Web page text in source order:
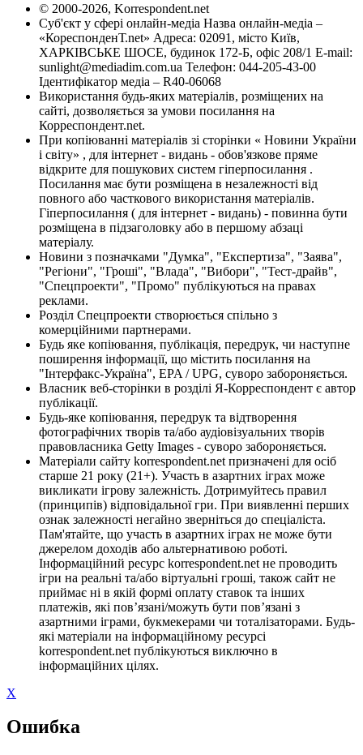
© 2000-2026, Korrespondent.net
Суб'єкт у сфері онлайн-медіа Назва онлайн-медіа –
«КореспонденТ.net» Адреса: 02091, місто Київ,
ХАРКІВСЬКЕ ШОСЕ, будинок 172-Б, офіс 208/1 E-mail:
sunlight@mediadim.com.ua Телефон: 044-205-43-00
Ідентифікатор медіа – R40-06068
Використання будь-яких матеріалів, розміщених на
сайті, дозволяється за умови посилання на
Корреспондент.net.
При копіюванні матеріалів зі сторінки « Новини України
і світу» , для інтернет - видань - обов'язкове пряме
відкрите для пошукових систем гіперпосилання .
Посилання має бути розміщена в незалежності від
повного або часткового використання матеріалів.
Гіперпосилання ( для інтернет - видань) - повинна бути
розміщена в підзаголовку або в першому абзаці
матеріалу.
Новини з позначками "Думка", "Експертиза", "Заява",
"Регіони", "Гроші", "Влада", "Вибори", "Тест-драйв",
"Спецпроекти", "Промо" публікуються на правах
реклами.
Розділ Спецпроекти створюється спільно з
комерційними партнерами.
Будь яке копіювання, публікація, передрук, чи наступне
поширення інформації, що містить посилання на
"Інтерфакс-Україна", EPA / UPG, суворо забороняється.
Власник веб-сторінки в розділі Я-Корреспондент є автор
публікації.
Будь-яке копіювання, передрук та відтворення
фотографічних творів та/або аудіовізуальних творів
правовласника Getty Images - суворо забороняється.
Матеріали сайту korrespondent.net призначені для осіб
старше 21 року (21+). Участь в азартних іграх може
викликати ігрову залежність. Дотримуйтесь правил
(принципів) відповідальної гри. При виявленні перших
ознак залежності негайно зверніться до спеціаліста.
Пам'ятайте, що участь в азартних іграх не може бути
джерелом доходів або альтернативою роботі.
Інформаційний ресурс korrespondent.net не проводить
ігри на реальні та/або віртуальні гроші, також сайт не
приймає ні в якій формі оплату ставок та інших
платежів, які пов’язані/можуть бути пов’язані з
азартними іграми, букмекерами чи тоталізаторами. Будь-
які матеріали на інформаційному ресурсі
korrespondent.net публікуються виключно в
інформаційних цілях.
X
Ошибка